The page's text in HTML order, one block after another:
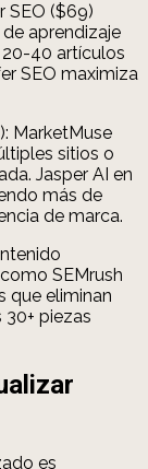
SEO ($69)
aprendizaje
40 artículos
SEO maximiza
MarketMuse
sitios o
Jasper AI en
más de
de marca.
SEMrush
que eliminan
piezas
es